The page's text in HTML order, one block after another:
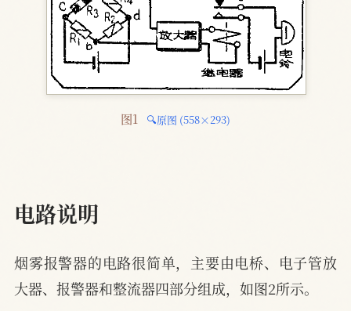
图1 🔍原图 (558×293)
电路说明
烟雾报警器的电路很简单，主要由电桥、电子管放
大器、报警器和整流器四部分组成，如图2所示。